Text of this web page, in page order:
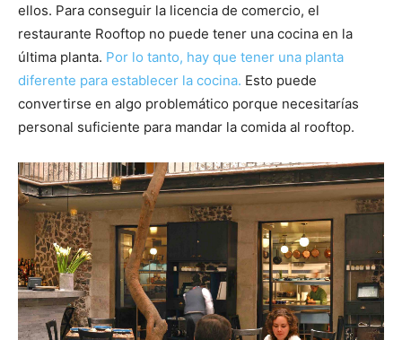
ellos. Para conseguir la licencia de comercio, el
restaurante Rooftop no puede tener una cocina en la
última planta. Por lo tanto, hay que tener una planta
diferente para establecer la cocina. Esto puede
convertirse en algo problemático porque necesitarías
personal suficiente para mandar la comida al rooftop.